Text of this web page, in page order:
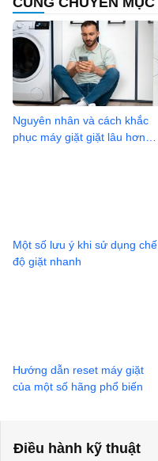
Nguyên nhân và cách khắc
phục máy giặt giặt lâu hơn
Một số lưu ý khi sử dụng chế
độ giặt nhanh
Hướng dẫn reset máy giặt
của một số hãng phổ biến
Điều hành kỹ thuật